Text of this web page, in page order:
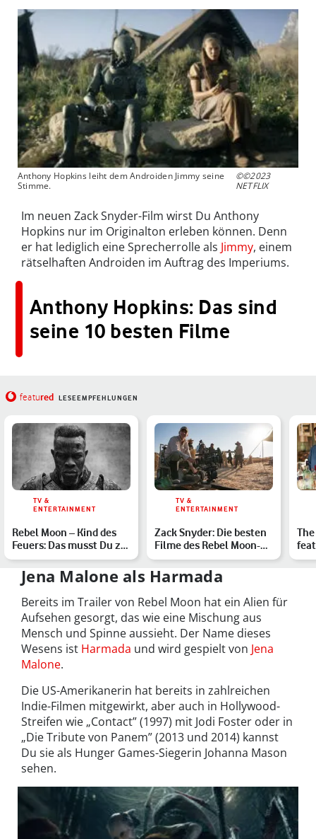
Anthony Hopkins leiht dem Androiden Jimmy seine
Stimme.
©©2023
NETFLIX
Im neuen Zack Snyder-Film wirst Du Anthony
Hopkins nur im Originalton erleben können. Denn
er hat lediglich eine Sprecherrolle als Jimmy, einem
rätselhaften Androiden im Auftrag des Imperiums.
Anthony Hopkins: Das sind
seine 10 besten Filme
featured LESEEMPFEHLUNGEN
TV &
ENTERTAINMENT
Rebel Moon – Kind des
Feuers: Das musst Du zu
Zack Snyders Scienc…
TV &
ENTERTAINMENT
Zack Snyder: Die besten
Filme des Rebel Moon-
Regisseurs
Jena Malone als Harmada
Bereits im Trailer von Rebel Moon hat ein Alien für
Aufsehen gesorgt, das wie eine Mischung aus
Mensch und Spinne aussieht. Der Name dieses
Wesens ist Harmada und wird gespielt von Jena
Malone.
Die US-Amerikanerin hat bereits in zahlreichen
Indie-Filmen mitgewirkt, aber auch in Hollywood-
Streifen wie „Contact” (1997) mit Jodi Foster oder in
„Die Tribute von Panem” (2013 und 2014) kannst
Du sie als Hunger Games-Siegerin Johanna Mason
sehen.